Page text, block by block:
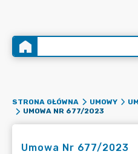
STRONA GŁÓWNA UMOWY
UMOWA NR 677/2023
Umowa Nr 677/2023